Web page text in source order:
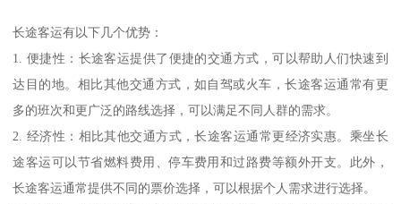
长途客运有以下几个优势：
1. 便捷性：长途客运提供了便捷的交通方式，可以帮助人们快速到
达目的地。相比其他交通方式，如自驾或火车，长途客运通常有更
多的班次和更广泛的路线选择，可以满足不同人群的需求。
2. 经济性：相比其他交通方式，长途客运通常更经济实惠。乘坐长
途客运可以节省燃料费用、停车费用和过路费等额外开支。此外，
长途客运通常提供不同的票价选择，可以根据个人需求进行选择。